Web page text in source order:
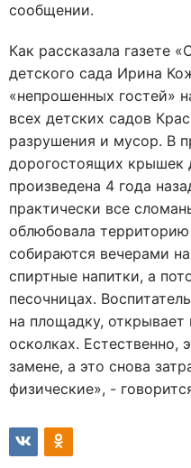
сообщении.
Как рассказала газете
детского сада Ирина
«непрошенных гостей»
всех детских садов
разрушения и мусор. В
дорогостоящих крышек
произведена 4 года
практически все
облюбовала
собираются вечерами
спиртные напитки, а
песочницах.
на площадку,
осколках. Естественно,
замене, а это снова
физические», -